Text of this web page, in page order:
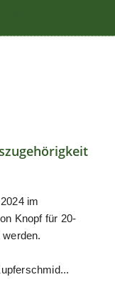
im
Knopf für 20-